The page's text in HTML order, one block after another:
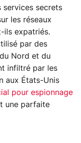
secrets
les réseaux
ils expatriés.
par des
Nord et du
infiltré par les
aux États-Unis
pour espionnage
une parfaite